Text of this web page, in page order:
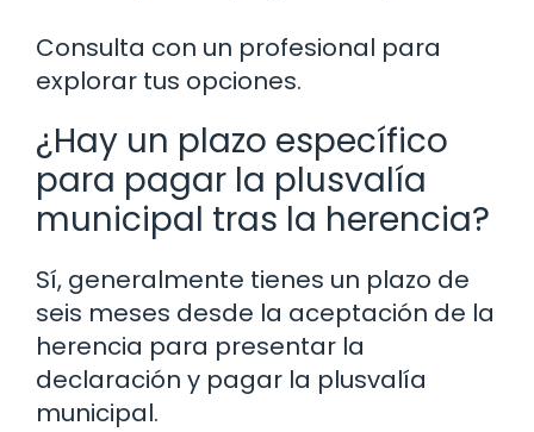
Consulta con un profesional para
explorar tus opciones.
¿Hay un plazo específico
para pagar la plusvalía
municipal tras la herencia?
Sí, generalmente tienes un plazo de
seis meses desde la aceptación de la
herencia para presentar la
declaración y pagar la plusvalía
municipal.